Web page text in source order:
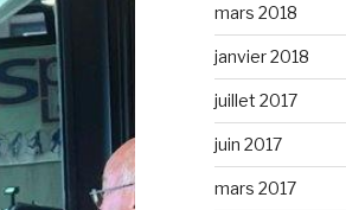
mars 2018
janvier 2018
juillet 2017
juin 2017
mars 2017